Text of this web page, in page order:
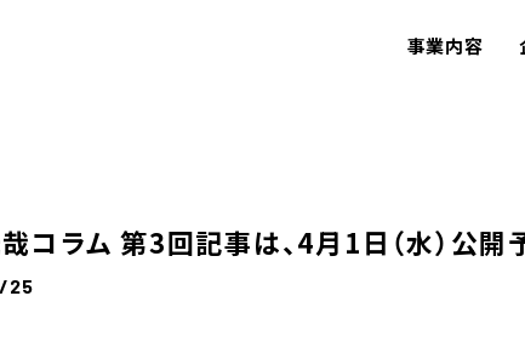
事業内容
コラム 第3回記事は、4月1日（水）公開
25